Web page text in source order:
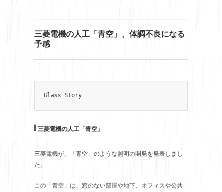
三菱電機の人工「青空」、体調不良になる
予感
Glass Story
三菱電機の人工「青空」
三菱電機が、「青空」のような照明の開発を発表しまし
た。
この「青空」は、窓のない部屋や地下、オフィスや公共